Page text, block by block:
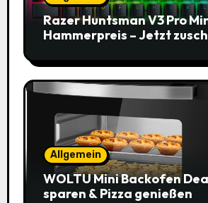
Razer Huntsman V3 Pro
Hammerpreis – Jetzt
Allgemein
WOLTU Mini Backofen
sparen & Pizza genießen